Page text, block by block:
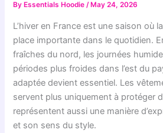
By Essentials Hoodie/ May 24, 2026
L’hiver en France est une saison où
place importante dans le quotidien.
fraîches du nord, les journées
périodes plus froides dans l’est du
adaptée devient essentiel. Les
servent plus uniquement à protéger
représentent aussi une manière
et son sens du style.